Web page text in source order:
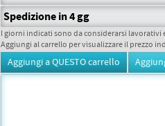
Spedizione in 4 gg
I giorni indicati sono da considerarsi
Aggiungi al carrello per visualizzare il prezzo